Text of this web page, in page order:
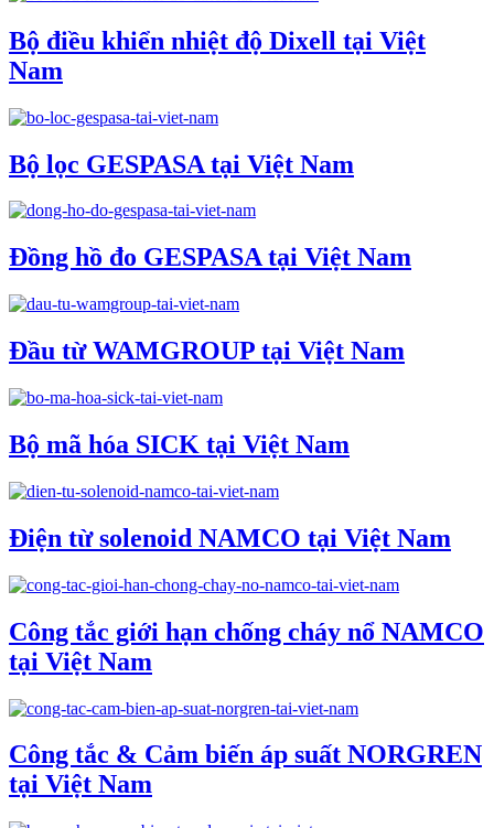
Bộ điều khiển nhiệt độ Dixell tại Việt
Nam
Bộ lọc GESPASA tại Việt Nam
Đồng hồ đo GESPASA tại Việt Nam
Đầu từ WAMGROUP tại Việt Nam
Bộ mã hóa SICK tại Việt Nam
Điện từ solenoid NAMCO tại Việt Nam
Công tắc giới hạn chống cháy nổ NAMCO
tại Việt Nam
Công tắc & Cảm biến áp suất NORGREN
tại Việt Nam